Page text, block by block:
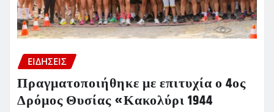
ΕΙΔΗΣΕΙΣ
Πραγματοποιήθηκε με επιτυχία ο 4ος
Δρόμος Θυσίας «Κακολύρι 1944